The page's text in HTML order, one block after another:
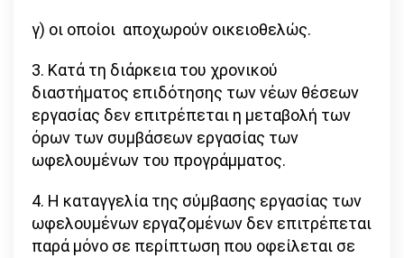
γ) οι οποίοι αποχωρούν οικειοθελώς.
3. Κατά τη διάρκεια του χρονικού
διαστήματος επιδότησης των νέων θέσεων
εργασίας δεν επιτρέπεται η μεταβολή των
όρων των συμβάσεων εργασίας των
ωφελουμένων του προγράμματος.
4. Η καταγγελία της σύμβασης εργασίας των
ωφελουμένων εργαζομένων δεν επιτρέπεται
παρά μόνο σε περίπτωση που οφείλεται σε